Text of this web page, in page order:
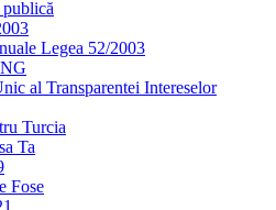
publică
Legea 52/2003
al Transparentei Intereselor
Turcia
Ta
Fose